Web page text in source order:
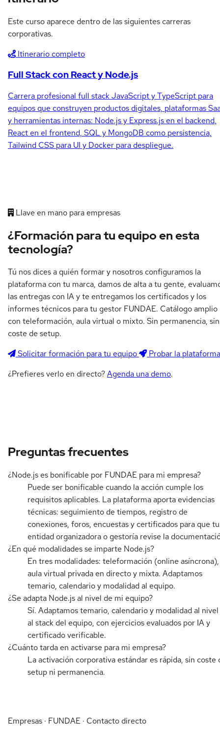
Este curso aparece dentro de las siguientes carreras
corporativas.
Itinerario completo
Full Stack con React y Node.js
Carrera profesional full stack JavaScript y TypeScript para
equipos que construyen productos digitales, plataformas
y herramientas internas: Node.js y Express.js en el backend,
React en el frontend, SQL y MongoDB como persistencia,
Tailwind CSS para UI y Docker para despliegue.
Llave en mano para empresas
¿Formación para tu equipo en esta
tecnología?
Tú nos dices a quién formar y nosotros configuramos la
plataforma con tu marca, damos de alta a tu gente,
las entregas con IA y te entregamos los certificados y los
informes técnicos para tu gestor FUNDAE. Catálogo amplio
con teleformación, aula virtual o mixto. Sin permanencia, sin
coste de setup.
Solicitar formación para tu equipo
Probar la plataforma
¿Prefieres verlo en directo?Agenda una demo.
Preguntas frecuentes
¿Node.js es bonificable por FUNDAE para mi empresa?
Puede ser bonificable cuando la acción cumple los
requisitos aplicables. La plataforma aporta evidencias
técnicas: seguimiento de tiempos, registro de
conexiones, foros, encuestas y certificados para que tu
entidad organizadora o gestoría revise la
¿En qué modalidades se imparte Node.js?
En tres modalidades: teleformación (online asíncrona),
aula virtual privada en directo y mixta. Adaptamos
temario, calendario y modalidad al equipo.
¿Se adapta Node.js al nivel de mi equipo?
Sí. Adaptamos temario, calendario y modalidad al
al stack del equipo, con ejercicios evaluados por IA y
certificado verificable.
¿Cuánto tarda en activarse para mi empresa?
La activación corporativa estándar es rápida, sin coste
setup ni permanencia.
Empresas · FUNDAE · Contacto directo